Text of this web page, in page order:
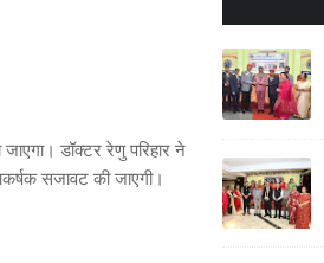
डॉक्टर रेणु परिहार ने
सजावट की जाएगी।